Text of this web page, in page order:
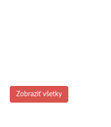
Zobraziť všetky